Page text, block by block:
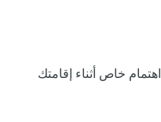
اهتمام خاص أثناء إقامتك